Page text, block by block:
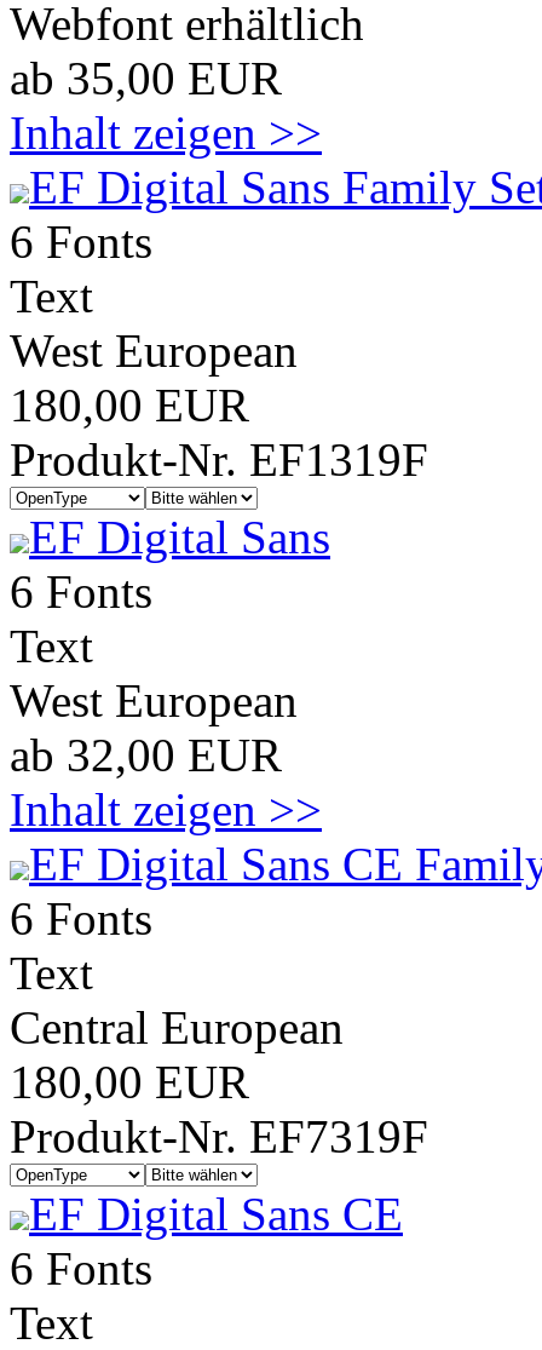
Webfont erhältlich
ab 35,00 EUR
Inhalt zeigen >>
EF Digital Sans Family
6 Fonts
Text
West European
180,00 EUR
Produkt-Nr. EF1319F
EF Digital Sans
6 Fonts
Text
West European
ab 32,00 EUR
Inhalt zeigen >>
EF Digital Sans CE
6 Fonts
Text
Central European
180,00 EUR
Produkt-Nr. EF7319F
EF Digital Sans CE
6 Fonts
Text